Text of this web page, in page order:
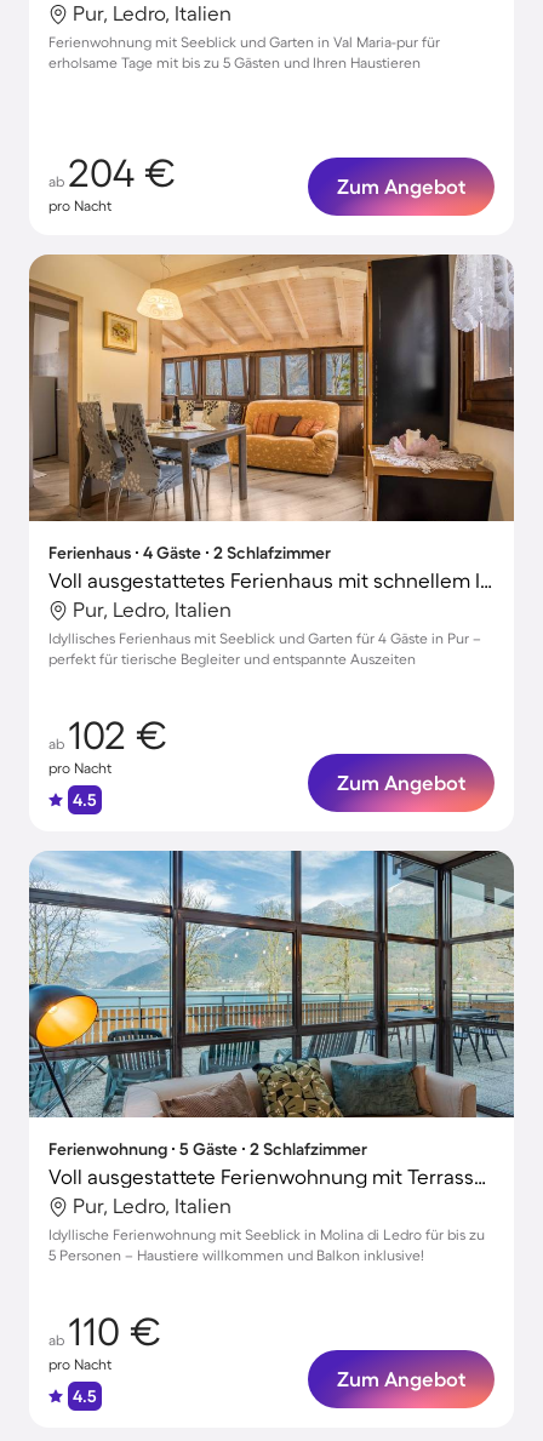
Pur, Ledro, Italien
Ferienwohnung mit Seeblick und Garten in Val Maria-pur für
erholsame Tage mit bis zu 5 Gästen und Ihren Haustieren
ab 204 €
pro Nacht
Zum Angebot
Ferienhaus ∙ 4 Gäste ∙ 2 Schlafzimmer
Voll ausgestattetes Ferienhaus mit schnellem Internet, Grill und Garten | Gartenblick | Nah am Strand | Haustiere erlaubt
Pur, Ledro, Italien
Idyllisches Ferienhaus mit Seeblick und Garten für 4 Gäste in Pur –
perfekt für tierische Begleiter und entspannte Auszeiten
ab 102 €
pro Nacht
4.5
Zum Angebot
Ferienwohnung ∙ 5 Gäste ∙ 2 Schlafzimmer
Voll ausgestattete Ferienwohnung mit Terrasse | Stadtblick | Haustiere erlaubt
Pur, Ledro, Italien
Idyllische Ferienwohnung mit Seeblick in Molina di Ledro für bis zu
5 Personen – Haustiere willkommen und Balkon inklusive!
ab 110 €
pro Nacht
4.5
Zum Angebot